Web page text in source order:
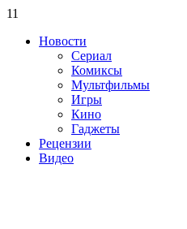
11
Новости
Сериал
Комиксы
Мультфильмы
Игры
Кино
Гаджеты
Рецензии
Видео